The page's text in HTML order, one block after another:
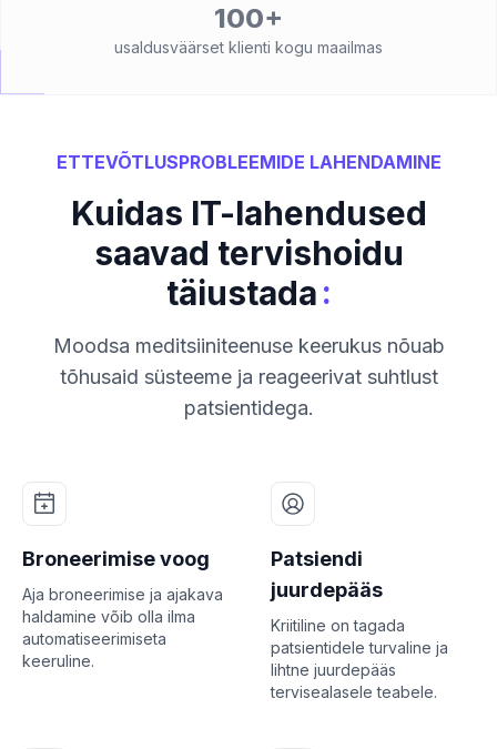
100+
usaldusväärset klienti kogu maailmas
ETTEVÕTLUSPROBLEEMIDE LAHENDAMINE
Kuidas IT-lahendused
saavad tervishoidu
täiustada:
Moodsa meditsiiniteenuse keerukus nõuab
tõhusaid süsteeme ja reageerivat suhtlust
patsientidega.
Broneerimise voog
Aja broneerimise ja ajakava
haldamine võib olla ilma
automatiseerimiseta
keeruline.
Patsiendi
juurdepääs
Kriitiline on tagada
patsientidele turvaline ja
lihtne juurdepääs
tervisealasele teabele.